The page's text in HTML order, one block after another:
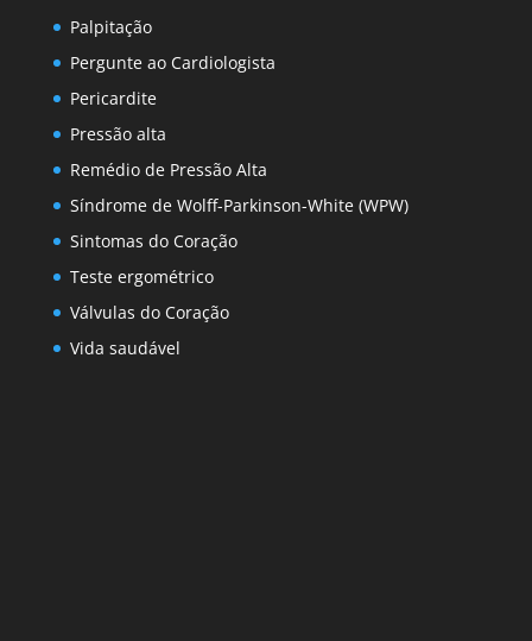
Palpitação
Pergunte ao Cardiologista
Pericardite
Pressão alta
Remédio de Pressão Alta
Síndrome de Wolff-Parkinson-White (WPW)
Sintomas do Coração
Teste ergométrico
Válvulas do Coração
Vida saudável